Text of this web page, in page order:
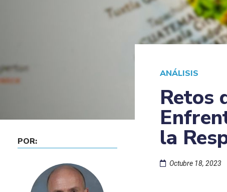
POR:
ANÁLISIS
Retos
la
Octubre 18, 2023